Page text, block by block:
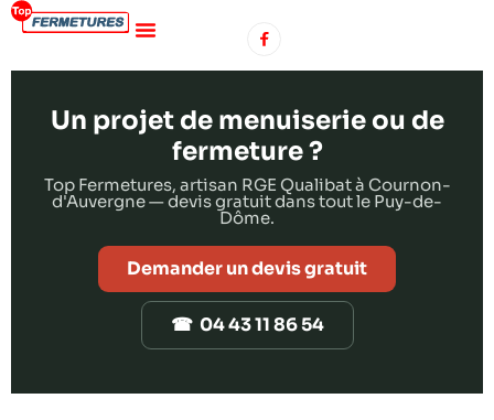
Un projet de menuiserie ou de
fermeture ?
Top Fermetures, artisan RGE Qualibat à Cournon-
d'Auvergne — devis gratuit dans tout le Puy-de-
Dôme.
Demander un devis gratuit
☎ 04 43 11 86 54